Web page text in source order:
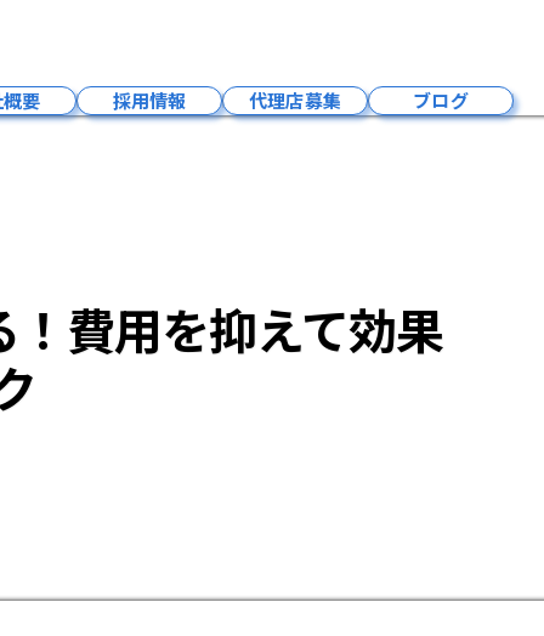
要 採用情報
社員紹介
事業内容
代理店募集 ブログ
費用を抑えて効果